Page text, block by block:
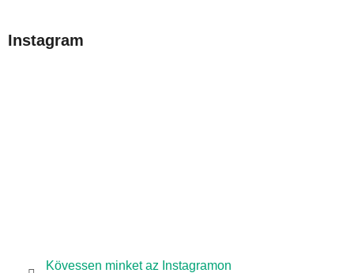
Instagram
Kövessen minket az Instagramon